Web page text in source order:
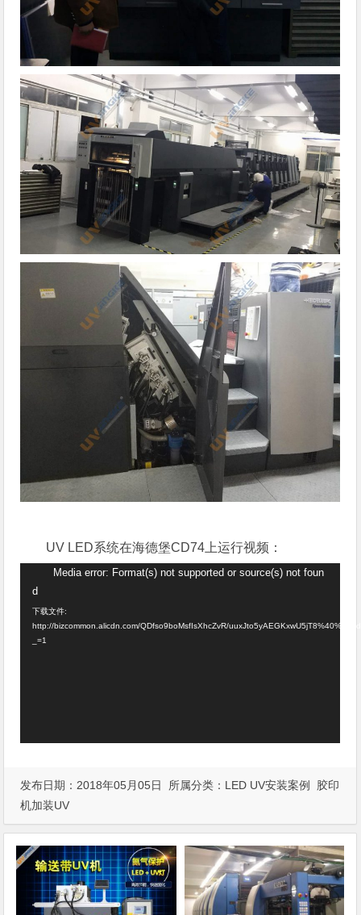
UV LED系统在海德堡CD74上运行视频：
频
放
Media error: Format(s) not supported or source(s) not foun
d
下载文件:
http://bizcommon.alicdn.com/QDfso9boMsfIsXhcZvR/
_=1
发布日期：2018年05月05日 所属分类： LED UV安装案例
胶印
机加装UV